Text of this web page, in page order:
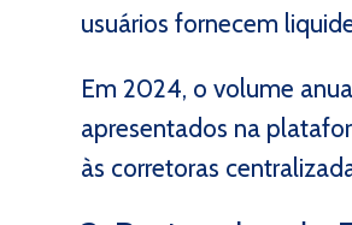
usuários fornecem
Em 2024, o volume
apresentados na
às corretoras